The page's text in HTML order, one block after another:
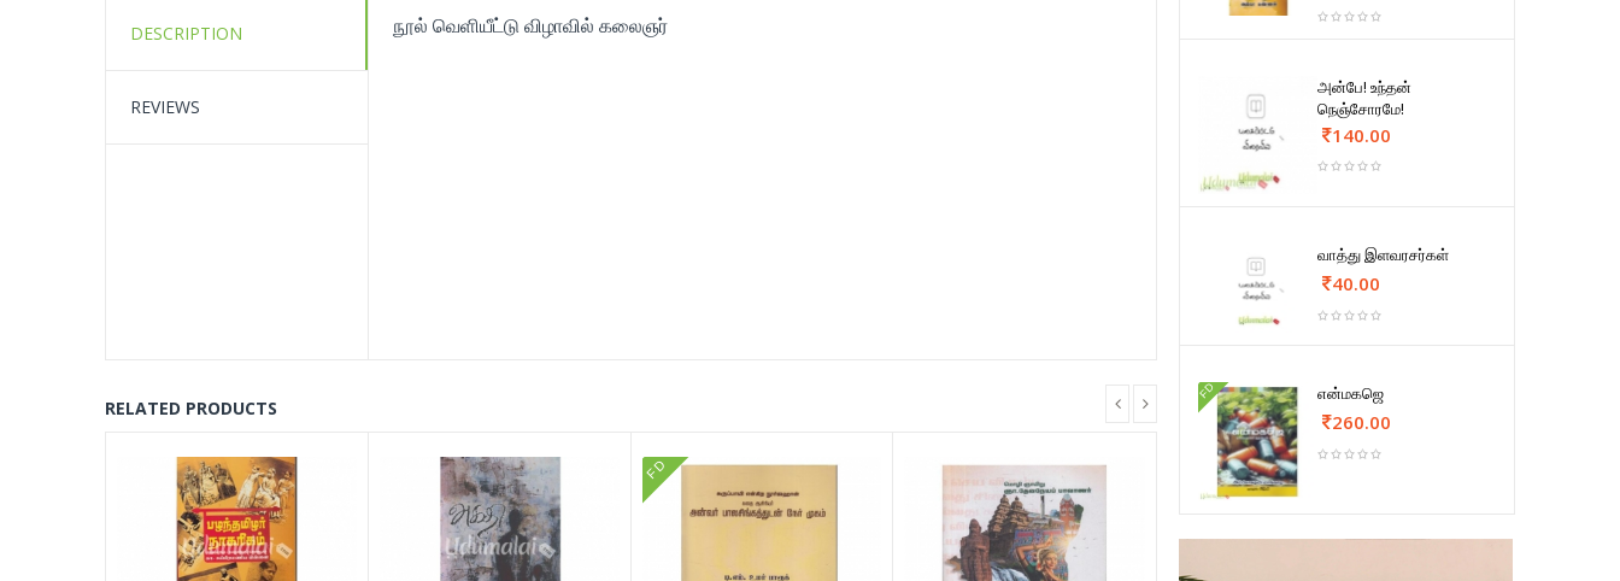
DESCRIPTION
REVIEWS
நூல் வெளியீட்டு விழாவில் கலைஞர்
RELATED PRODUCTS
FD
அன்பே! உந்தன்
நெஞ்சோரமே!
140.00
வாத்து இளவரசர்கள்
40.00
FD என்மகஜெ
260.00